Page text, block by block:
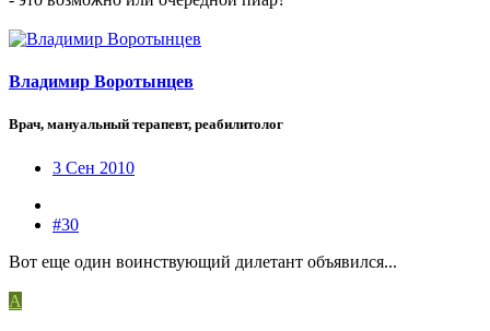
Владимир Воротынцев
Врач, мануальный терапевт, реабилитолог
3 Сен 2010
#30
Вот еще один воинствующий дилетант объявился...
А